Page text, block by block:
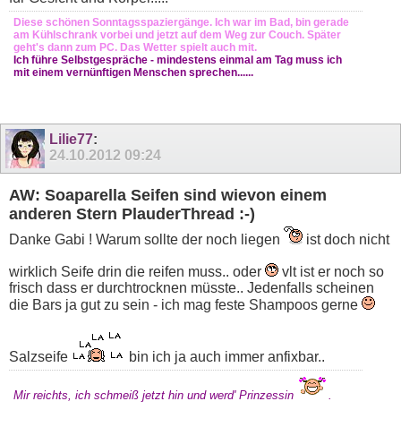
Diese schönen Sonntagsspaziergänge. Ich war im Bad, bin gerade
am Kühlschrank vorbei und jetzt auf dem Weg zur Couch. Später
geht's dann zum PC. Das Wetter spielt auch mit.
Ich führe Selbstgespräche - mindestens einmal am Tag muss ich
mit einem vernünftigen Menschen sprechen......
Lilie77:
24.10.2012 09:24
AW: Soaparella Seifen sind wievon einem
anderen Stern PlauderThread :-)
Danke Gabi ! Warum sollte der noch liegen ist doch nicht
wirklich Seife drin die reifen muss.. oder
vlt ist er noch so
frisch dass er durchtrocknen müsste.. Jedenfalls scheinen
die Bars ja gut zu sein - ich mag feste Shampoos gerne
Salzseife bin ich ja auch immer anfixbar..
Mir reichts, ich schmeiß jetzt hin und werd' Prinzessin .